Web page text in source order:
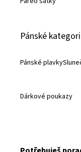
Pánské
Pánské plavky
Dárkové poukazy